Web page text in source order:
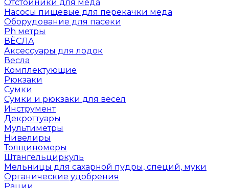
Отстойники для мёда
Насосы пищевые для перекачки меда
Оборудование для пасеки
Ph метры
ВЁСЛА
Аксессуары для лодок
Весла
Комплектующие
Рюкзаки
Сумки
Сумки и рюкзаки для вёсел
Инструмент
Декроттуары
Мультиметры
Нивелиры
Толщиномеры
Штангельциркуль
Мельницы для сахарной пудры, специй, муки
Органические удобрения